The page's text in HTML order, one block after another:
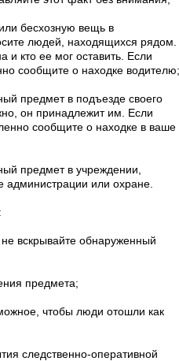
бесхозную вещь в
людей, находящихся рядом.
и кто ее мог оставить. Если
сообщите о находке водителю;
предмет в подъезде своего
он принадлежит им. Если
сообщите о находке в ваше
предмет в учреждении,
или охране.
вскрывайте обнаруженный
предмета;
чтобы люди отошли как
следственно-оперативной